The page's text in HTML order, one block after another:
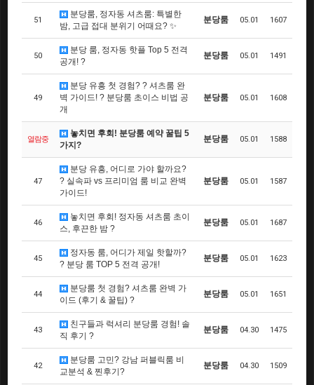
51
분당룸, 정자동 셔츠룸: 특별한
밤, 고급 접대 분위기 어때요? ✨
분당룸 05.01 1607
50
분당 룸, 정자동 핫플 Top 5 전격
공개! ?
분당룸 05.01 1491
49
분당 유흥 첫 경험? ? 셔츠룸 완
벽 가이드! ? 분당룸 초이스 비법 공
개
분당룸 05.01 1608
열람중
놓치면 후회! 분당룸 예약 꿀팁 5
가지?
분당룸 05.01 1588
47
분당 유흥, 어디로 가야 할까요?
? 실속파 vs 프리미엄 룸 비교 완벽
가이드!
분당룸 05.01 1587
46
놓치면 후회! 정자동 셔츠룸 초이
스, 후끈한 밤 ?
분당룸 05.01 1687
45
정자동 룸, 어디가 제일 핫할까?
? 분당 룸 TOP 5 전격 공개!
분당룸 05.01 1623
44
분당룸 첫 경험? 셔츠룸 완벽 가
이드 (후기 & 꿀팁) ?
분당룸 05.01 1651
43
친구들과 럭셔리 분당룸 경험! 솔
직 후기 ?
분당룸 04.30 1475
42
분당룸 고민? 강남 퍼블릭룸 비
교분석 & 찐후기?
분당룸 04.30 1509